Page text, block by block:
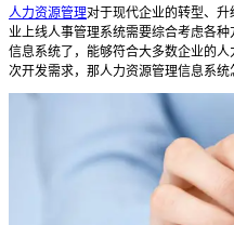
人力资源管理对于现代企业的转型、
业上线人事管理系统需要综合考虑各
信息系统了，能够符合大多数企业的
次开发需求，那人力资源管理信息系统